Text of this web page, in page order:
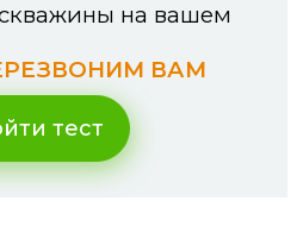
на вашем
ВАМ
тест